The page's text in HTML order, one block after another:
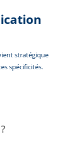
stratégique
spécificités.